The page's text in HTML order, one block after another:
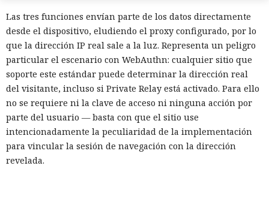
Las tres funciones envían parte de los datos directamente
desde el dispositivo, eludiendo el proxy configurado, por lo
que la dirección IP real sale a la luz. Representa un peligro
particular el escenario con WebAuthn: cualquier sitio que
soporte este estándar puede determinar la dirección real
del visitante, incluso si Private Relay está activado. Para ello
no se requiere ni la clave de acceso ni ninguna acción por
parte del usuario — basta con que el sitio use
intencionadamente la peculiaridad de la implementación
para vincular la sesión de navegación con la dirección
revelada.